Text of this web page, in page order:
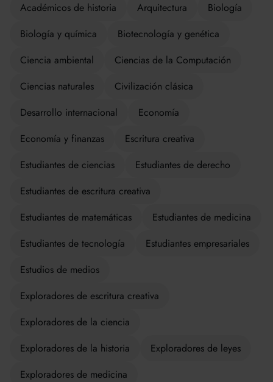
Académicos de historia Arquitectura
Biología
Biología y química
Biotecnología y genética
Ciencia ambiental
Ciencias de la Computación
Ciencias naturales
Civilización clásica
Desarrollo internacional
Economía
Economía y finanzas
Escritura creativa
Estudiantes de ciencias
Estudiantes de derecho
Estudiantes de escritura creativa
Estudiantes de matemáticas
Estudiantes de medicina
Estudiantes de tecnología
Estudiantes empresariales
Estudios de medios
Exploradores de escritura creativa
Exploradores de la ciencia
Exploradores de la historia
Exploradores de leyes
Exploradores de medicina